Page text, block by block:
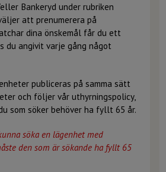
Bankeryd under rubriken
att prenumerera på
dina önskemål får du ett
du angivit varje gång något
publiceras på samma sätt
och följer vår uthyrningspolicy,
som söker behöver ha fyllt 65 år.
söka en lägenhet med
den som är sökande ha fyllt 65